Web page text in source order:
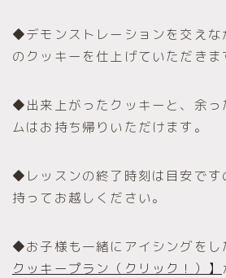
◆デモンストレーションを交えな
のクッキーを仕上げていただきま
◆出来上がったクッキーと、余っ
ムはお持ち帰りいただけます。
◆レッスンの終了時刻は目安です
持ってお越しください。
◆お子様も一緒にアイシングをし
クッキープラン（クリック！）】